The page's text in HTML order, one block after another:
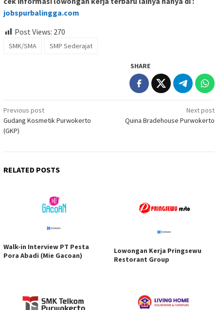
jobspurbalingga.com
Post Views: 270
SMK/SMA SMP Sederajat
SHARE
Post
navigation
Previous post
Gudang Kosmetik Purwokerto
(GKP)
Next post
Quina Bradehouse Purwokerto
RELATED POSTS
Walk-in Interview PT Pesta
Pora Abadi (Mie Gacoan)
Lowongan Kerja Pringsewu
Restorant Group